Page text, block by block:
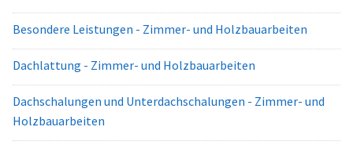
Besondere Leistungen - Zimmer- und Holzbauarbeiten
Dachlattung - Zimmer- und Holzbauarbeiten
Dachschalungen und Unterdachschalungen - Zimmer- und
Holzbauarbeiten